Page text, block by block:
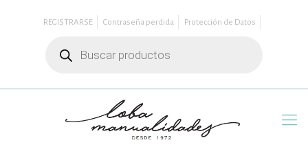
REGISTRARSE Contraseña perdida
Protección de Datos
productos